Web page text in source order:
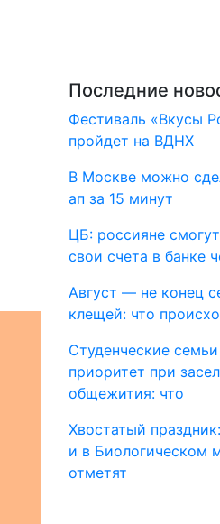
Последние
Фестиваль «Вкусы
пройдет на ВДНХ
В Москве можно
ап за 15 минут
ЦБ: россияне
свои счета в банке
Август — не конец
клещей: что
Студенческие
приоритет при
общежития: что
Хвостатый
и в Биологическом
отметят